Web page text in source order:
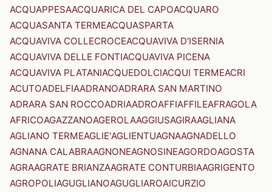
ACQUAPPESAACQUARICA DEL CAPOACQUARO
ACQUASANTA TERMEACQUASPARTA
ACQUAVIVA COLLECROCEACQUAVIVA D'ISERNIA
ACQUAVIVA DELLE FONTIACQUAVIVA PICENA
ACQUAVIVA PLATANIACQUEDOLCIACQUI TERMEACRI
ACUTOADELFIAADRANOADRARA SAN MARTINO
ADRARA SAN ROCCOADRIAADROAFFIAFFILEAFRAGOLA
AFRICOAGAZZANOAGEROLAAGGIUSAGIRAAGLIANA
AGLIANO TERMEAGLIE'AGLIENTUAGNAAGNADELLO
AGNANA CALABRAAGNONEAGNOSINEAGORDOAGOSTA
AGRAAGRATE BRIANZAAGRATE CONTURBIAAGRIGENTO
AGROPOLIAGUGLIANOAGUGLIAROAICURZIO